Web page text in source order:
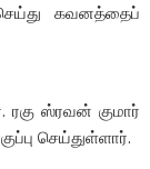
கவனத்தைப்
ரகு ஸ்ரவன் குமார்
செய்துள்ளார்.